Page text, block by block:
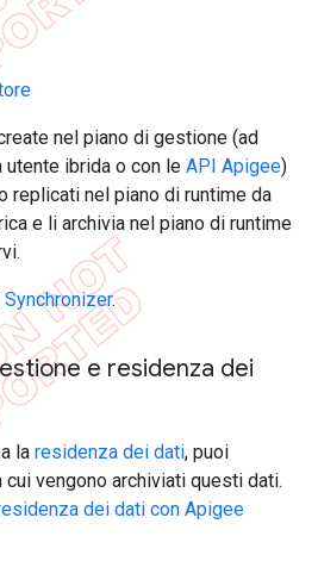
nel piano di gestione (ad
ibrida o con le API Apigee)
replicati nel piano di runtime da
e li archivia nel piano di runtime
Synchronizer.
e residenza dei
la residenza dei dati, puoi
vengono archiviati questi dati.
dei dati con Apigee